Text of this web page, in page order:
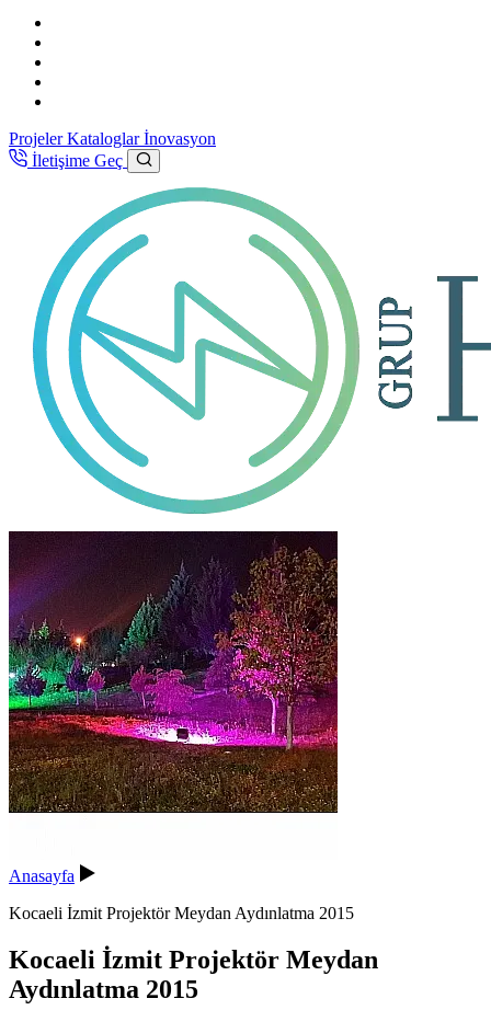
Projeler Kataloglar İnovasyon
İletişime Geç
Anasayfa
Kocaeli İzmit Projektör Meydan Aydınlatma 2015
Kocaeli İzmit Projektör Meydan
Aydınlatma 2015